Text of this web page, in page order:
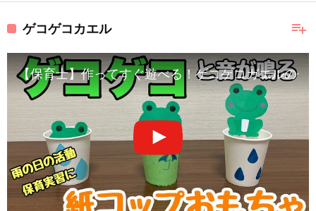
playlist_add
ゲコゲコカエル
【保育士】作ってすぐ遊べる！ゲコゲコガエルの作